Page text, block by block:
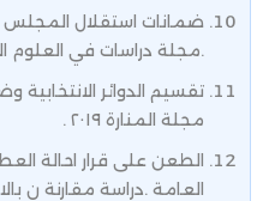
ضمانات استقلال
.مجلة دراسات في العلوم
تقسيم الدوائر
مجلة المنارة ٢٠١٩ .
الطعن على قرار احالة
العامة .دراسة مقارنة ن